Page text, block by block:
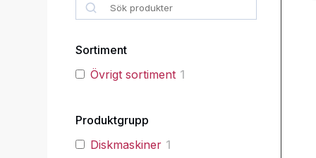
Sortiment
Övrigt sortiment 1
Produktgrupp
Diskmaskiner 1